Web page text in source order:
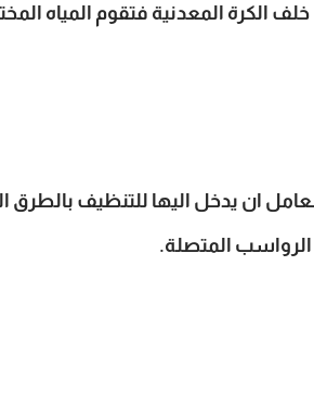
الكرة المعدنية فتقوم المياه
ان يدخل اليها للتنظيف بالطرق
المتصلة.